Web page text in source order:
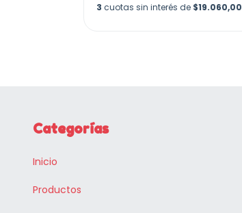
3 cuotas sin interés de $19.060,00
Categorías
Inicio
Productos